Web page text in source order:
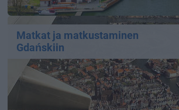
Matkat ja matkustaminen
Gdańskiin